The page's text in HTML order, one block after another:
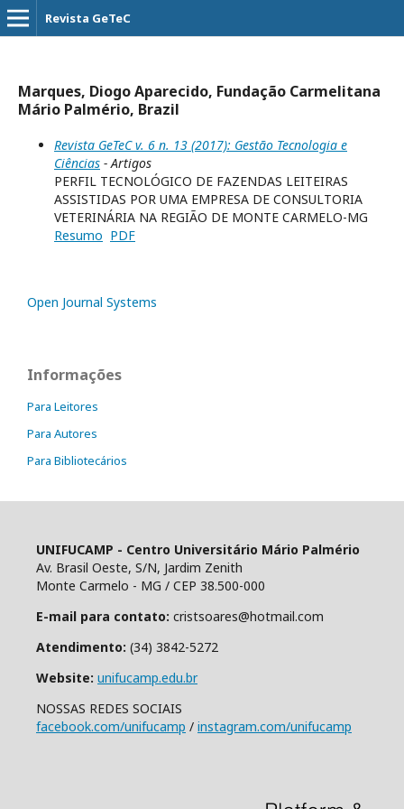
Revista GeTeC
Marques, Diogo Aparecido, Fundação Carmelitana
Mário Palmério, Brazil
Revista GeTeC v. 6 n. 13 (2017): Gestão Tecnologia e
Ciências - Artigos
PERFIL TECNOLÓGICO DE FAZENDAS LEITEIRAS
ASSISTIDAS POR UMA EMPRESA DE CONSULTORIA
VETERINÁRIA NA REGIÃO DE MONTE CARMELO-MG
Resumo PDF
Open Journal Systems
Informações
Para Leitores
Para Autores
Para Bibliotecários
UNIFUCAMP - Centro Universitário Mário Palmério
Av. Brasil Oeste, S/N, Jardim Zenith
Monte Carmelo - MG / CEP 38.500-000
E-mail para contato: cristsoares@hotmail.com
Atendimento: (34) 3842-5272
Website: unifucamp.edu.br
NOSSAS REDES SOCIAIS
facebook.com/unifucamp / instagram.com/unifucamp